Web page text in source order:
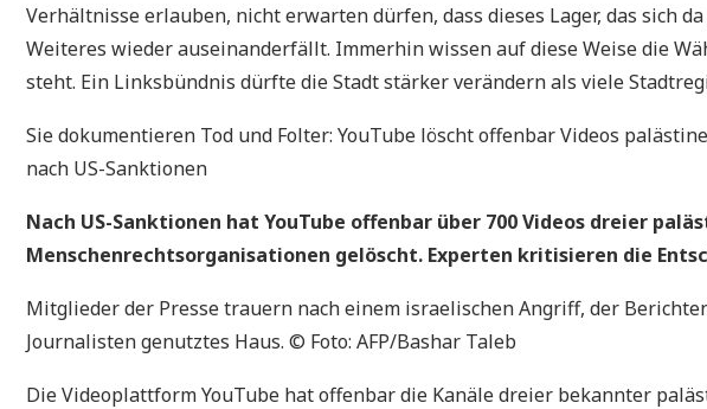
Verhältnisse erlauben, nicht erwarten dürfen, dass dieses Lager, das sich
Weiteres wieder auseinanderfällt. Immerhin wissen auf diese Weise die
steht. Ein Linksbündnis dürfte die Stadt stärker verändern als viele
Sie dokumentieren Tod und Folter: YouTube löscht offenbar Videos
nach US-Sanktionen
Nach US-Sanktionen hat YouTube offenbar über 700 Videos dreier
Menschenrechtsorganisationen gelöscht. Experten kritisieren die
Mitglieder der Presse trauern nach einem israelischen Angriff, der
Journalisten genutztes Haus. © Foto: AFP/Bashar Taleb
Die Videoplattform YouTube hat offenbar die Kanäle dreier bekannter